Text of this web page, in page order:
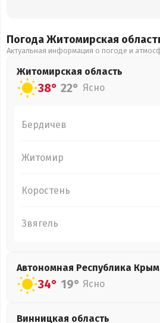
Погода Житомирская
Актуальная информация о погоде и
Житомирская область
38° 22° Ясно
Бердичев
Житомир
Коростень
Звягель
Автономная Республика Крым
34° 19° Ясно
Винницкая область